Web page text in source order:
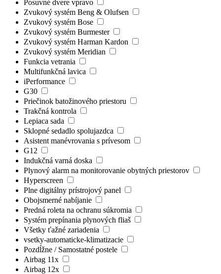
Posuvné dvere vpravo
Zvukový systém Beng & Olufsen
Zvukový systém Bose
Zvukový systém Burmester
Zvukový systém Harman Kardon
Zvukový systém Meridian
Funkcia vetrania
Multifunkčná lavica
iPerformance
G30
Priečinok batožinového priestoru
Trakčná kontrola
Lepiaca sada
Sklopné sedadlo spolujazdca
Asistent manévrovania s prívesom
G12
Indukčná varná doska
Plynový alarm na monitorovanie obytných priestorov
Hyperscreen
Plne digitálny prístrojový panel
Obojsmerné nabíjanie
Predná roleta na ochranu súkromia
Systém prepínania plynových fliaš
Všetky ťažné zariadenia
vsetky-automaticke-klimatizacie
Pozdĺžne / Samostatné postele
Airbag 11x
Airbag 12x